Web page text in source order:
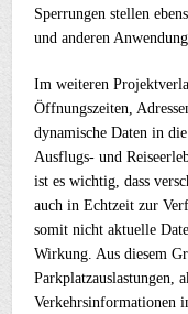
Sperrungen stellen
und anderen
Im weiteren
Öffnungszeiten,
dynamische Daten in
Ausflugs- und
ist es wichtig, dass
auch in Echtzeit zur
somit nicht aktuelle
Wirkung. Aus diesem
Parkplatzauslastungen,
Verkehrsinformationen